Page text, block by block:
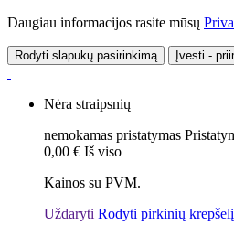
Daugiau informacijos rasite mūsų
Rodyti slapukų pasirinkimą Įvesti -
Nėra straipsnių
nemokamas pristatymas
0,00 € Iš viso
Kainos su PVM.
Uždaryti Rodyti pirkinių krepšelį